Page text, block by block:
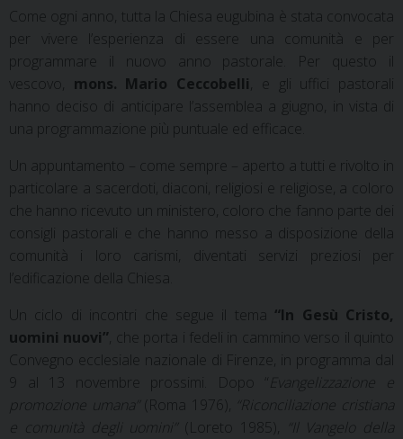
Come ogni anno, tutta la Chiesa eugubina è stata convocata
per vivere l’esperienza di essere una comunità e per
programmare il nuovo anno pastorale. Per questo il
vescovo, mons. Mario Ceccobelli , e gli uffici pastorali
hanno deciso di anticipare l’assemblea a giugno, in vista di
una programmazione più puntuale ed efficace.
Un appuntamento – come sempre – aperto a tutti e rivolto in
particolare a sacerdoti, diaconi, religiosi e religiose, a coloro
che hanno ricevuto un ministero, coloro che fanno parte dei
consigli pastorali e che hanno messo a disposizione della
comunità i loro carismi, diventati servizi preziosi per
l’edificazione della Chiesa.
Un ciclo di incontri che segue il tema “In Gesù Cristo,
uomini nuovi” , che porta i fedeli in cammino verso il quinto
Convegno ecclesiale nazionale di Firenze, in programma dal
9 al 13 novembre prossimi. Dopo “ Evangelizzazione e
promozione umana”
(Roma 1976),
“Riconciliazione cristiana
e comunità degli uomini”
(Loreto 1985),
“Il Vangelo della